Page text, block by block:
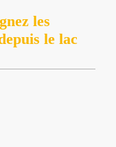
les
le lac